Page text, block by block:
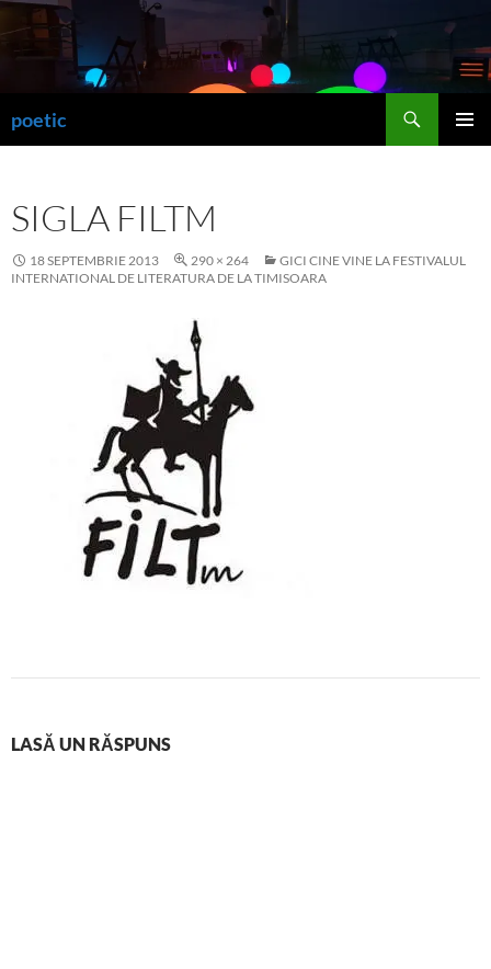
la
poetic
SIGLA FILTM
18 SEPTEMBRIE 2013 290 × 264
GICI CINE VINE LA FESTIVALUL
INTERNATIONAL DE LITERATURA DE LA TIMISOARA
LASĂ UN RĂSPUNS